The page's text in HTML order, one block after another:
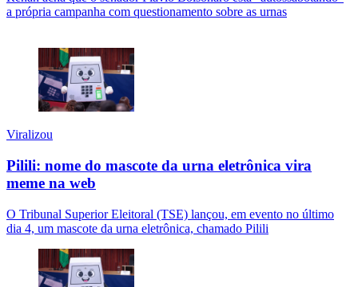
a própria campanha com questionamento sobre as urnas
Viralizou
Pilili: nome do mascote da urna eletrônica vira
meme na web
O Tribunal Superior Eleitoral (TSE) lançou, em evento no último
dia 4, um mascote da urna eletrônica, chamado Pilili